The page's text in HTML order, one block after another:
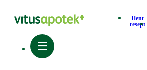
Hent
resept